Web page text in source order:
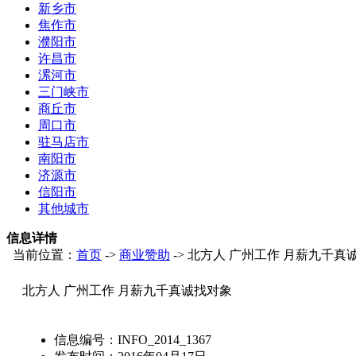
新乡市
焦作市
濮阳市
许昌市
漯河市
三门峡市
商丘市
周口市
驻马店市
南阳市
济源市
信阳市
其他城市
信息详情
当前位置： 首页 -> 商业赞助 -> 北方人 广州工作 月薪九千真
北方人 广州工作 月薪九千真诚找对象
信息编号： INFO_2014_1367